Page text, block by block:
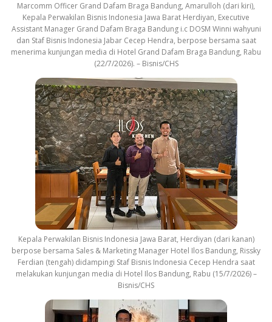
Marcomm Officer Grand Dafam Braga Bandung, Amarulloh (dari kiri),
Kepala Perwakilan Bisnis Indonesia Jawa Barat Herdiyan, Executive
Assistant Manager Grand Dafam Braga Bandung i.c DOSM Winni wahyuni
dan Staf Bisnis Indonesia Jabar Cecep Hendra, berpose bersama saat
menerima kunjungan media di Hotel Grand Dafam Braga Bandung, Rabu
(22/7/2026). – Bisnis/CHS
Kepala Perwakilan Bisnis Indonesia Jawa Barat, Herdiyan (dari kanan)
berpose bersama Sales & Marketing Manager Hotel Ilos Bandung, Rissky
Ferdian (tengah) didampingi Staf Bisnis Indonesia Cecep Hendra saat
melakukan kunjungan media di Hotel Ilos Bandung, Rabu (15/7/2026) –
Bisnis/CHS